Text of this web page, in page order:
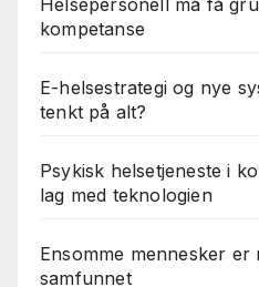
Helsepersonell må få
kompetanse
E-helsestrategi og nye
tenkt på alt?
Psykisk helsetjeneste i
lag med teknologien
Ensomme mennesker
samfunnet